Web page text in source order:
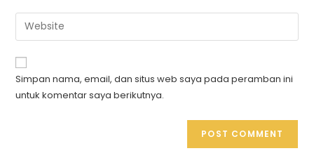
Simpan nama, email, dan situs web saya pada peramban ini
untuk komentar saya berikutnya.